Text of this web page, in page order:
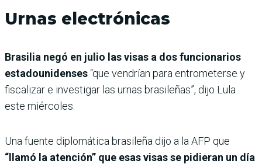
Urnas electrónicas
Brasilia negó en julio las visas a dos funcionarios
estadounidenses“que vendrían para entrometerse y
fiscalizar e investigar las urnas brasileñas”, dijo Lula
este miércoles.
Una fuente diplomática brasileña dijo a la AFP que
“llamó la atención” que esas visas se pidieran un día